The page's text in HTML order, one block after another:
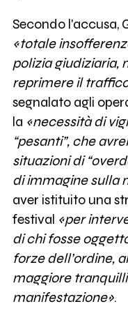
Secondo l'accusa,
«totale
polizia giudiziaria,
reprimere il
segnalato agli
la «necessità di
“pesanti”, che
situazioni di
di immagine sulla
aver istituito una
festival «per
di chi fosse
forze dell’ordine,
maggiore
manifestazione».